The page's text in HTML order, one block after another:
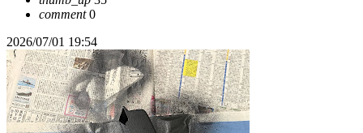
comment0
2026/07/01 19:54